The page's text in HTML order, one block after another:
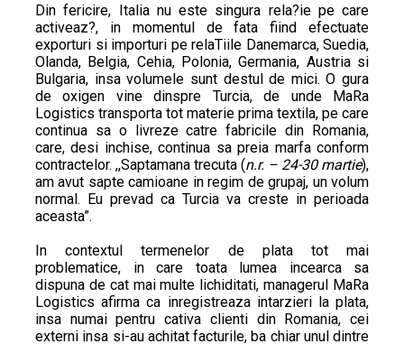
Din fericire, Italia nu este singura rela?ie pe care
activeaz?, in momentul de fata fiind efectuate
exporturi si importuri pe relaTiile Danemarca, Suedia,
Olanda, Belgia, Cehia, Polonia, Germania, Austria si
Bulgaria, insa volumele sunt destul de mici. O gura
de oxigen vine dinspre Turcia, de unde MaRa
Logistics transporta tot materie prima textila, pe care
continua sa o livreze catre fabricile din Romania,
care, desi inchise, continua sa preia marfa conform
contractelor. ,,Saptamana trecuta (n.r. – 24-30 martie),
am avut sapte camioane in regim de grupaj, un volum
normal. Eu prevad ca Turcia va creste in perioada
aceasta”.
In contextul termenelor de plata tot mai
problematice, in care toata lumea incearca sa
dispuna de cat mai multe lichiditati, managerul MaRa
Logistics afirma ca inregistreaza intarzieri la plata,
insa numai pentru cativa clienti din Romania, cei
externi insa si-au achitat facturile, ba chiar unul dintre